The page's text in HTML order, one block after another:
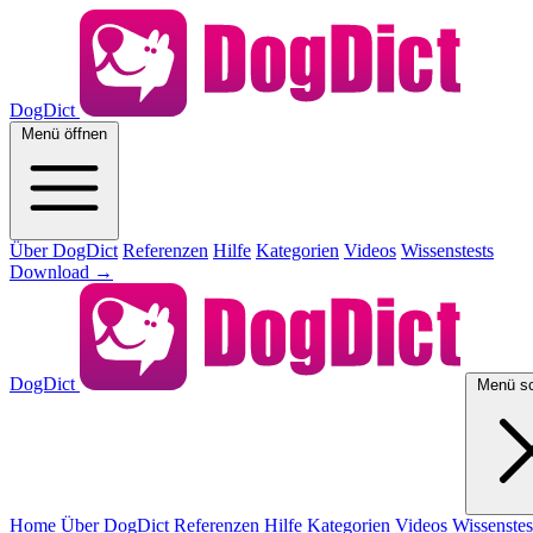
DogDict
Menü öffnen
Über DogDict Referenzen Hilfe Kategorien Videos Wissenstests
Download →
DogDict Menü
Home Über DogDict Referenzen Hilfe Kategorien Videos